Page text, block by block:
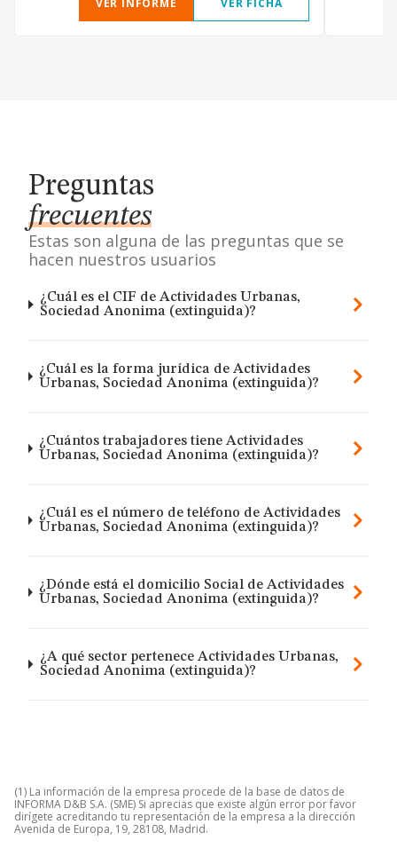
VER INFORME VER FICHA
Preguntas
frecuentes
Estas son alguna de las preguntas que se
hacen nuestros usuarios
¿Cuál es el CIF de Actividades Urbanas,
Sociedad Anonima (extinguida)?
¿Cuál es la forma jurídica de Actividades
Urbanas, Sociedad Anonima (extinguida)?
¿Cuántos trabajadores tiene Actividades
Urbanas, Sociedad Anonima (extinguida)?
¿Cuál es el número de teléfono de Actividades
Urbanas, Sociedad Anonima (extinguida)?
¿Dónde está el domicilio Social de Actividades
Urbanas, Sociedad Anonima (extinguida)?
¿A qué sector pertenece Actividades Urbanas,
Sociedad Anonima (extinguida)?
(1) La información de la empresa procede de la base de datos de
INFORMA D&B S.A. (SME) Si aprecias que existe algún error por favor
dirígete acreditando tu representación de la empresa a la dirección
Avenida de Europa, 19, 28108, Madrid.